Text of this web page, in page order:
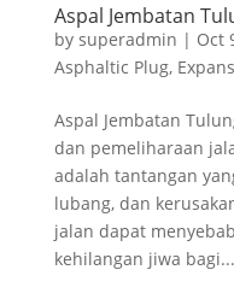
Aspal Jembatan
by superadmin | Oct
Asphaltic Plug,
Aspal Jembatan
dan pemeliharaan
adalah tantangan
lubang, dan
jalan dapat
kehilangan jiwa bagi...